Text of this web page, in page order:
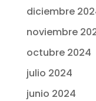
diciembre
noviembre
octubre 2024
julio 2024
junio 2024